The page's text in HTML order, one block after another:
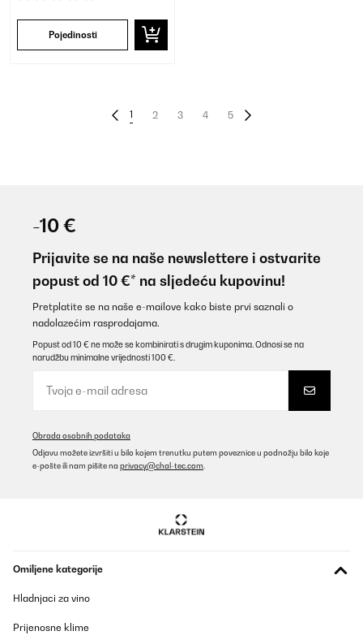
Pojedinosti
1 2 3 4 5
-10 €
Prijavite se na naše newslettere i ostvarite
popust od 10 €* na sljedeću kupovinu!
Pretplatite se na naše e-mailove kako biste prvi saznali o
nadolazećim rasprodajama.
Popust od 10 € ne može se kombinirati s drugim kuponima. Odnosi se na
narudžbu minimalne vrijednosti 100 €.
Obrada osobnih podataka
Odjavu možete izvršiti u bilo kojem trenutku putem poveznice u podnožju bilo koje
e-pošte ili nam pišite na privacy@chal-tec.com
Omiljene kategorije
Hladnjaci za vino
Prijenosne klime